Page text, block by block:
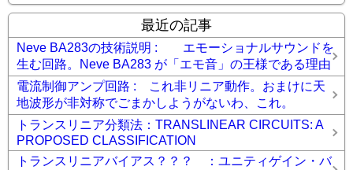
最近の記事
Neve BA283の技術説明 : エモーショナルサウンドを
生む回路。Neve BA283 が「エモ音」の王様である理由
電流制御アンプ回路 : これ非リニア動作。おまけに天
地波形が非対称でごまかしようがないわ、これ。
トランスリニア分類法：TRANSLINEAR CIRCUITS: A
PROPOSED CLASSIFICATION
トランスリニアバイアス？？？ ：ユニティゲイン・バ